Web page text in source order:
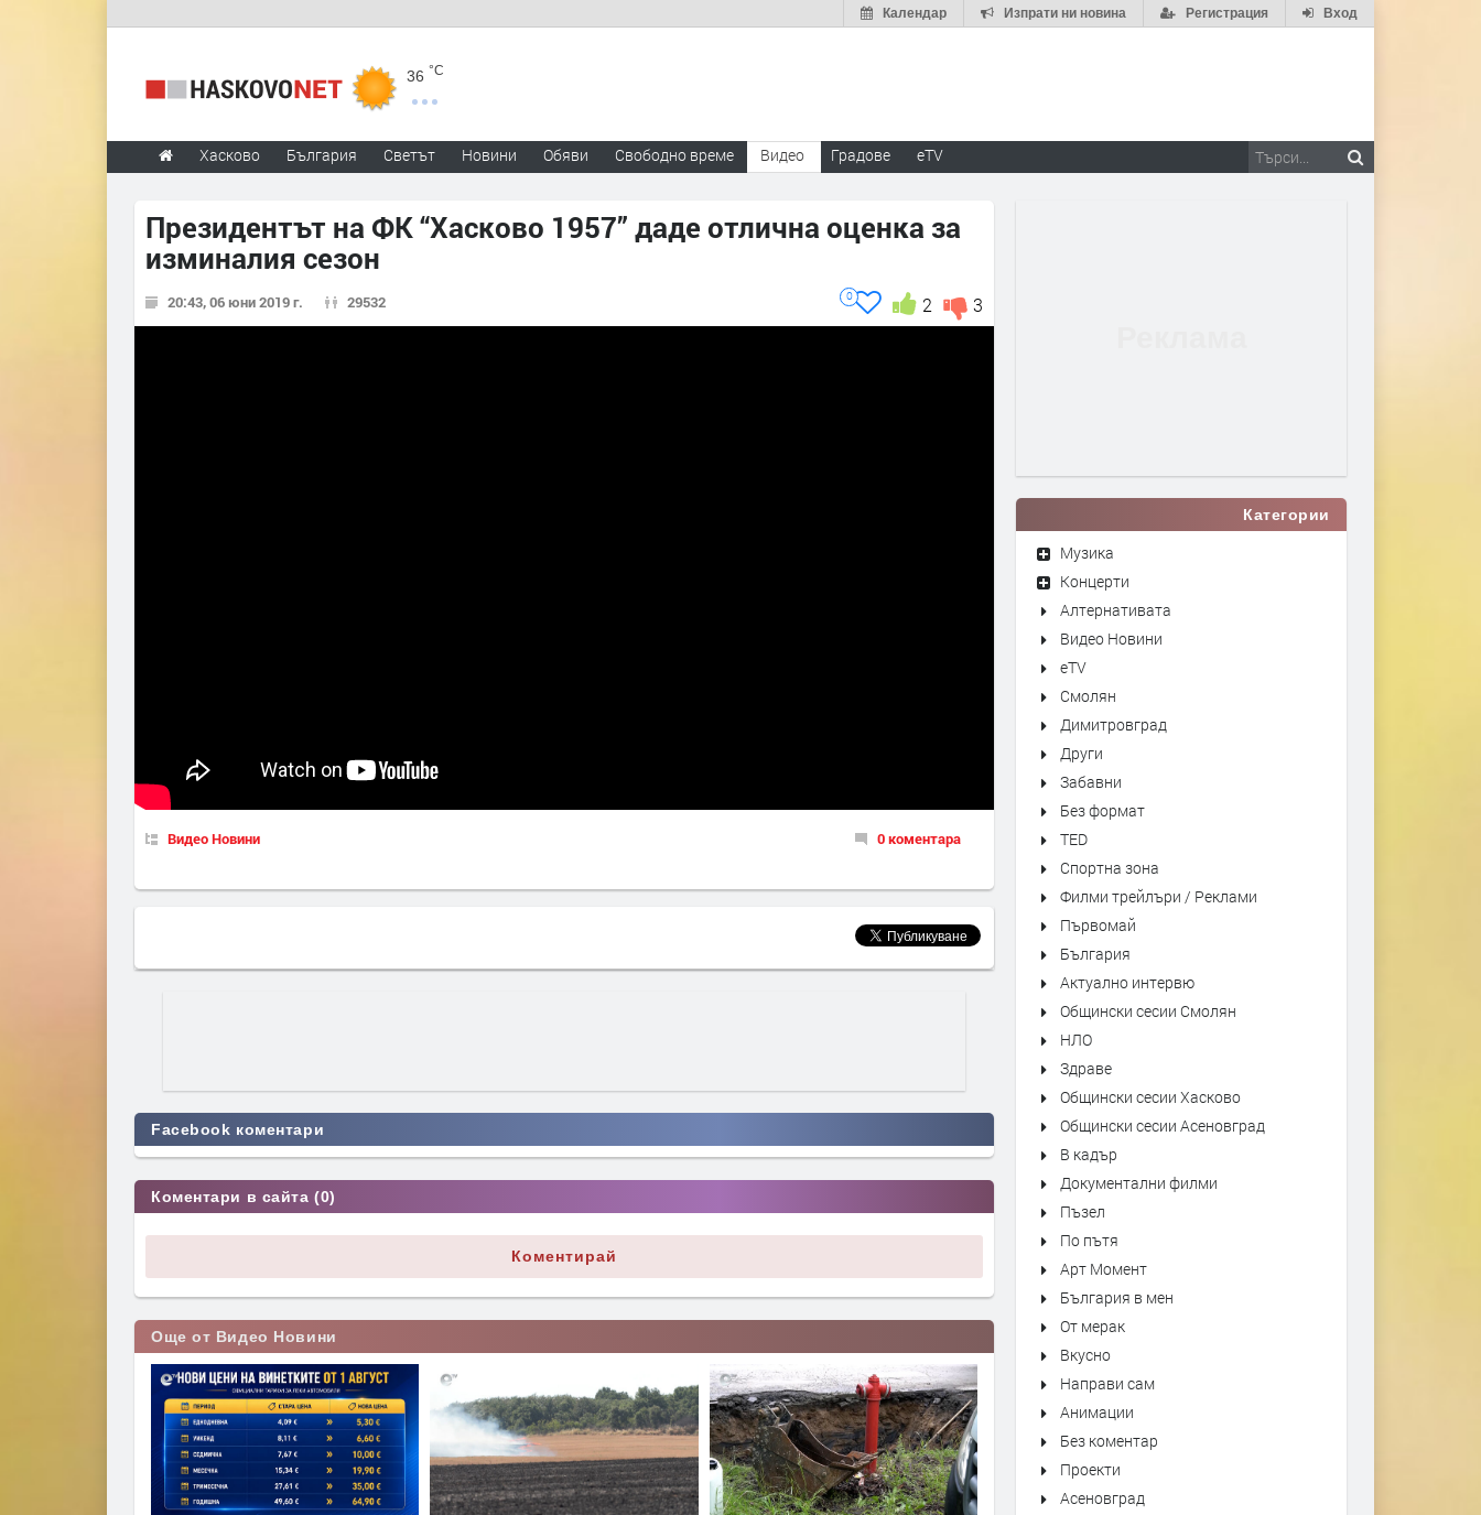
Вход
Регистрация
Изпрати ни новина
Календар
36 °C
Хасково България Светът Новини Обяви Свободно време Видео Градове eTV
Президентът на ФК “Хасково 1957” даде отлична оценка за
изминалия сезон
20:43, 06 юни 2019 г. 29532 3
2
0
Видео Новини 0 коментара
Facebook коментари
Коментари в сайта (0)
Коментирай
Още от Видео Новини
Категории
Музика
Концерти
Алтернативата
Видео Новини
eTV
Смолян
Димитровград
Други
Забавни
Без формат
TED
Спортна зона
Филми трейлъри / Реклами
Първомай
България
Актуално интервю
Общински сесии Смолян
НЛО
Здраве
Общински сесии Хасково
Общински сесии Асеновград
В кадър
Документални филми
Пъзел
По пътя
Арт Момент
България в мен
От мерак
Вкусно
Направи сам
Анимации
Без коментар
Проекти
Асеновград